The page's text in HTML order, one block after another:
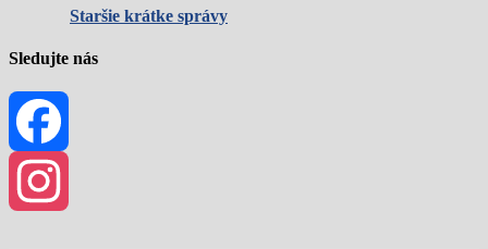
Staršie krátke správy
Sledujte nás
Facebook